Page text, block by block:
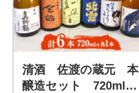
清酒 佐渡の蔵元 本
醸造セット 720ml×6